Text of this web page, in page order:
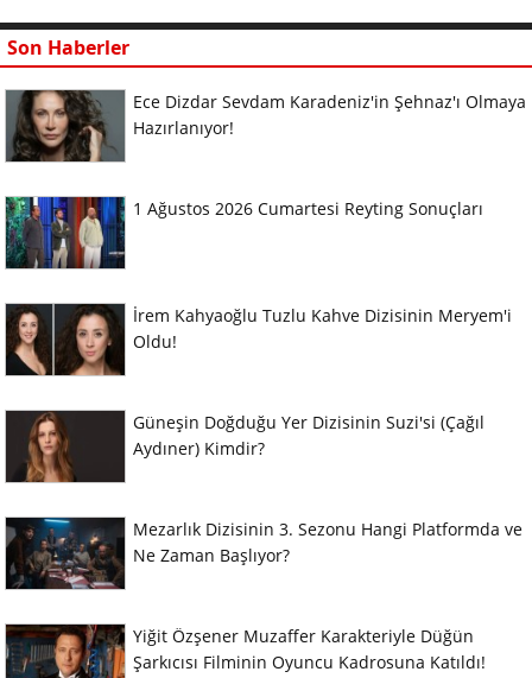
Son Haberler
Ece Dizdar Sevdam Karadeniz'in Şehnaz'ı Olmaya
Hazırlanıyor!
1 Ağustos 2026 Cumartesi Reyting Sonuçları
İrem Kahyaoğlu Tuzlu Kahve Dizisinin Meryem'i
Oldu!
Güneşin Doğduğu Yer Dizisinin Suzi'si (Çağıl
Aydıner) Kimdir?
Mezarlık Dizisinin 3. Sezonu Hangi Platformda ve
Ne Zaman Başlıyor?
Yiğit Özşener Muzaffer Karakteriyle Düğün
Şarkıcısı Filminin Oyuncu Kadrosuna Katıldı!